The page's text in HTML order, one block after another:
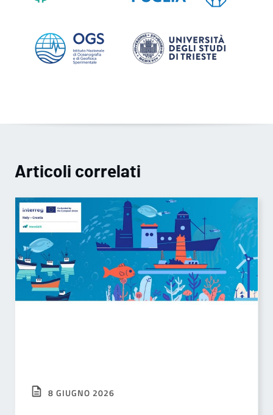
Articoli correlati
8 GIUGNO 2026